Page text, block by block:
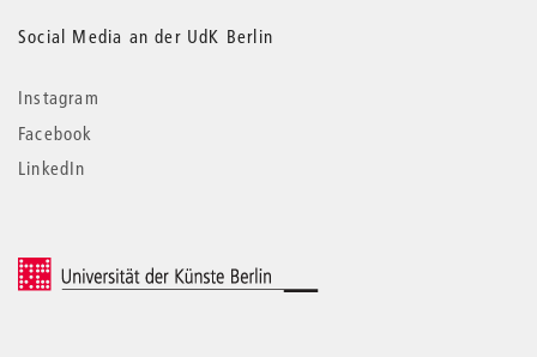
Social Media an der UdK Berlin
Instagram
Facebook
LinkedIn
© 2026 Universität der Künste Berlin